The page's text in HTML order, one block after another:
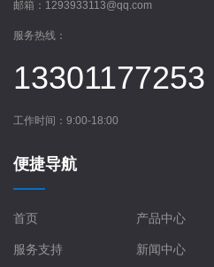
邮箱： 1293933113@qq.com
服务热线：
13301177253
工作时间：9:00-18:00
便捷导航
首页 产品中心
服务支持 新闻中心